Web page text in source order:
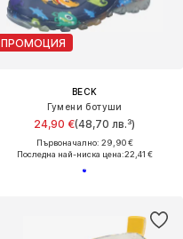
ПРОМОЦИЯ
BECK
Гумени ботуши
24,90 €(48,70 лв.³)
Първоначално: 29,90 €
Последна най-ниска цена:22,41 €